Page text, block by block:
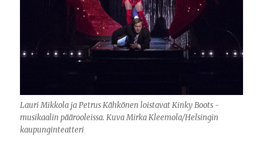
Lauri Mikkola ja Petrus Kähkönen loistavat Kinky Boots -
musikaalin päärooleissa. Kuva Mirka Kleemola/Helsingin
kaupunginteatteri